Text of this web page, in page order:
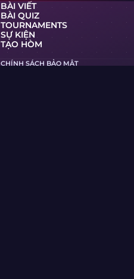
BÀI VIẾT
BÀI QUIZ
TOURNAMENTS
SỰ KIỆN
TẠO HÒM
CHÍNH SÁCH BẢO MẬT